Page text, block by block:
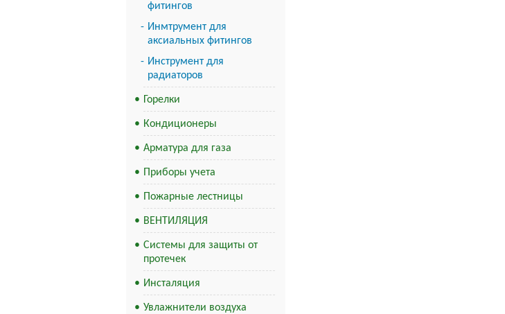
фитингов
Инмтрумент для
аксиальных фитингов
Инструмент для
радиаторов
Горелки
Кондиционеры
Арматура для газа
Приборы учета
Пожарные лестницы
ВЕНТИЛЯЦИЯ
Системы для защиты от
протечек
Инсталяция
Увлажнители воздуха